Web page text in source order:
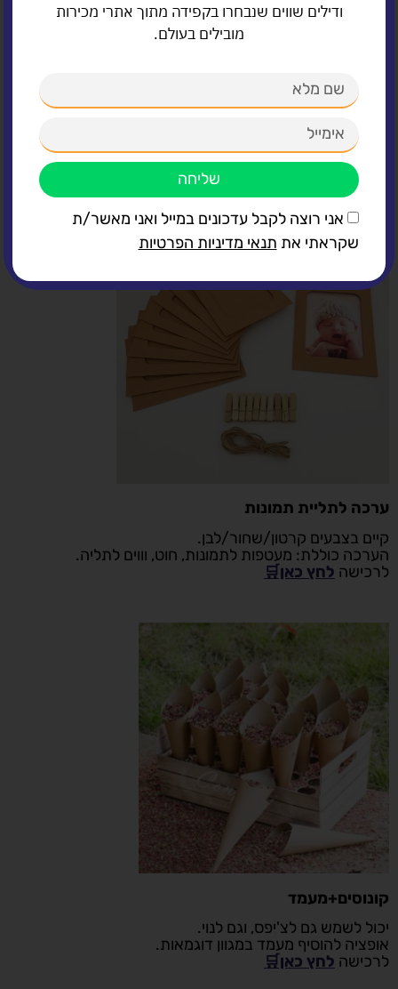
קופסאות עיגולים לקינוחים
קיים בבסיס שחור/זהב,
מגיע 10/30 יחידות.
לרכישהלחץ כאן🛒
ערכה לתליית תמונות
קיים בצבעים קרטון/שחור/לבן.
הערכה כוללת: מעטפות לתמונות, חוט, וווים לתליה.
לרכישה לחץ כאן🛒
קונוסים+מעמד
יכול לשמש גם לצ'יפס, וגם לנוי.
אופציה להוסיף מעמד במגוון דוגמאות.
לרכישה לחץ כאן🛒
ודילים שווים שנבחרו בקפידה מתוך אתרי מכירות
מובילים בעולם.
אני רוצה לקבל עדכונים במייל ואני מאשר/ת
שקראתי את תנאי מדיניות הפרטיות
שליחה